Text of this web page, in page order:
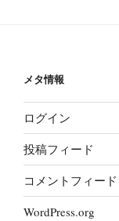
メタ情報
ログイン
投稿フィード
コメントフィード
WordPress.org